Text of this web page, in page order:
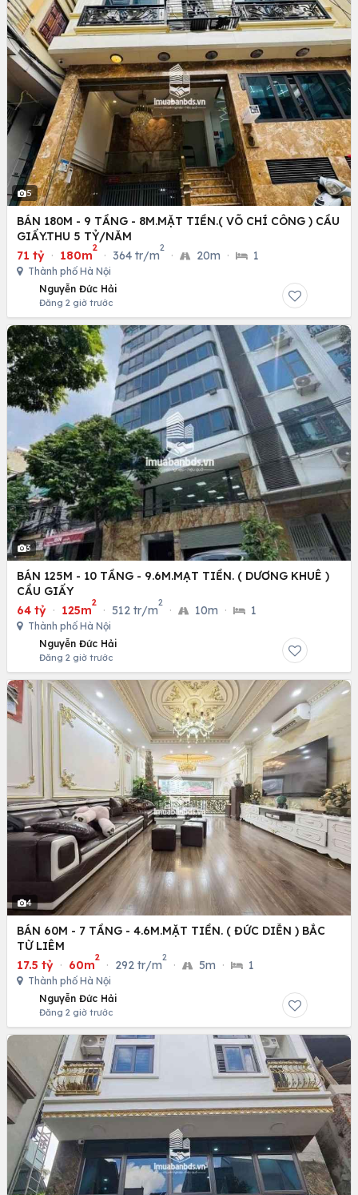
5
BÁN 180M - 9 TẦNG - 8M.MẶT TIỀN.( VÕ CHÍ CÔNG ) CẦU
GIẤY.THU 5 TỶ/NĂM
71 tỷ · 180m
2
· 364 tr/m
2
· 20m · 1
Thành phố Hà Nội
Nguyễn Đức Hải
Đăng 2 giờ trước
3
BÁN 125M - 10 TẦNG - 9.6M.MẠT TIỀN. ( DƯƠNG KHUÊ )
CẦU GIẤY
64 tỷ · 125m
2
· 512 tr/m
2
· 10m · 1
Thành phố Hà Nội
Nguyễn Đức Hải
Đăng 2 giờ trước
4
BÁN 60M - 7 TẦNG - 4.6M.MẶT TIỀN. ( ĐỨC DIỄN ) BẮC
TỪ LIÊM
17.5 tỷ · 60m
2
· 292 tr/m
2
· 5m · 1
Thành phố Hà Nội
Nguyễn Đức Hải
Đăng 2 giờ trước